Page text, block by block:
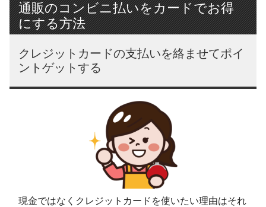
通販のコンビニ払いをカードでお得
にする方法
クレジットカードの支払いを絡ませてポイ
ントゲットする
現金ではなくクレジットカードを使いたい理由はそれ